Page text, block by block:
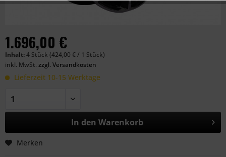
1.696,00 €
Inhalt:4 Stück (424,00 € / 1 Stück)
inkl. MwSt. zzgl. Versandkosten
Lieferzeit 10-15 Werktage
In den Warenkorb
Merken